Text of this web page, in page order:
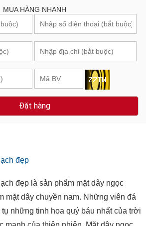
MUA HÀNG NHANH
Đặt hàng
đẹp
đẹp là sản phẩm mặt dây ngọc
mặt dây chuyền nam. Những viên đá
những tinh hoa quý báu nhất của trời